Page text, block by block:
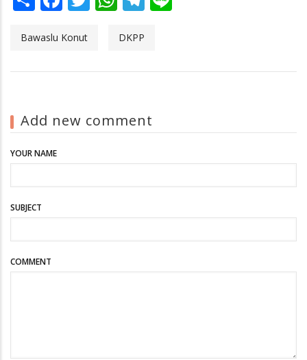
Bawaslu Konut DKPP
Add new comment
YOUR NAME
SUBJECT
COMMENT